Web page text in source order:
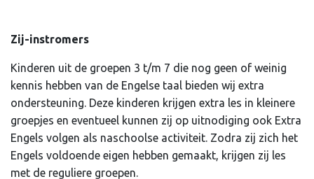
Zij-instromers
Kinderen uit de groepen 3 t/m 7 die nog geen of weinig
kennis hebben van de Engelse taal bieden wij extra
ondersteuning. Deze kinderen krijgen extra les in kleinere
groepjes en eventueel kunnen zij op uitnodiging ook Extra
Engels volgen als naschoolse activiteit. Zodra zij zich het
Engels voldoende eigen hebben gemaakt, krijgen zij les
met de reguliere groepen.